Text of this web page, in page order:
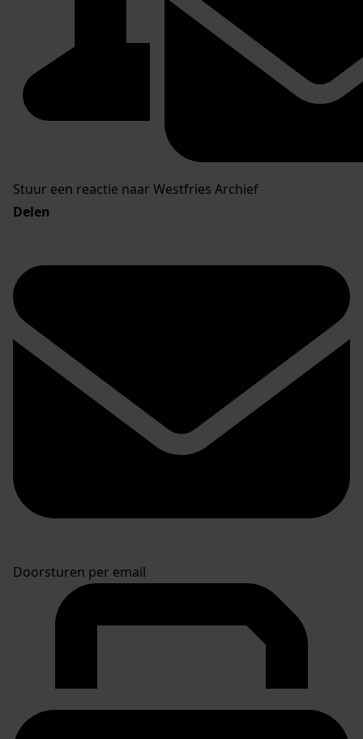
Stuur een reactie naar Westfries Archief
Delen
Doorsturen per email